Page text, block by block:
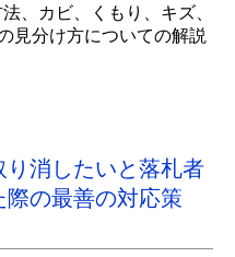
、カビ、くもり、キズ、
見分け方についての解説
消したいと落札者
の最善の対応策